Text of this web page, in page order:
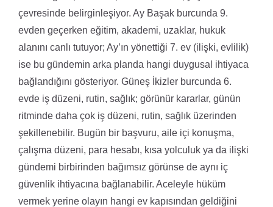
çevresinde belirginleşiyor. Ay Başak burcunda 9.
evden geçerken eğitim, akademi, uzaklar, hukuk
alanını canlı tutuyor; Ay’ın yönettiği 7. ev (ilişki, evlilik)
ise bu gündemin arka planda hangi duygusal ihtiyaca
bağlandığını gösteriyor. Güneş İkizler burcunda 6.
evde iş düzeni, rutin, sağlık; görünür kararlar, günün
ritminde daha çok iş düzeni, rutin, sağlık üzerinden
şekillenebilir. Bugün bir başvuru, aile içi konuşma,
çalışma düzeni, para hesabı, kısa yolculuk ya da ilişki
gündemi birbirinden bağımsız görünse de aynı iç
güvenlik ihtiyacına bağlanabilir. Aceleyle hüküm
vermek yerine olayın hangi ev kapısından geldiğini